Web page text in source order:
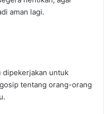
aman lagi.
dipekerjakan untuk
tentang orang-orang